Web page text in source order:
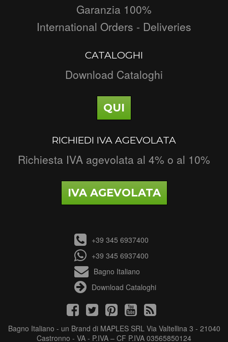
Garanzia 100%
International Orders - Deliveries
CATALOGHI
Download Cataloghi
QUI
RICHIEDI IVA AGEVOLATA
Richiesta IVA agevolata al 4% o al 10%
IVA AGEVOLATA
+39 345 6937400
+39 345 6937400
Bagno Italiano
Download Cataloghi
Bagno Italiano - un Brand di MAPLES SRL Via Valtellina 3 - 21040
Castronno - VA - P.IVA – CF P.IVA 03565850124